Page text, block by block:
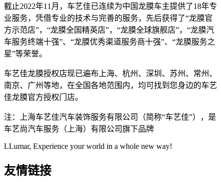
截止2022年11月，车艺佳已连续为中国龙膜车主提供了18年专
业服务，凭借专业的技术与完善的服务，先后获得了“龙膜官
方示范店”，“龙膜全国精英店”，“龙膜全球旗舰店”，“龙膜汽
车服务终端十强”、“龙膜优秀渠道服务商十强”、“龙膜服务之
星”等荣誉。
车艺佳龙膜授权店现已遍布上海、杭州、深圳、苏州、常州、
南京、广州等地，在全国各地范围内，均可找到您身边的车艺
佳龙膜官方授权门店。
注：上海车艺佳汽车装饰服务有限公司（简称“车艺佳”），是
车艺尚汽车服务（上海）有限公司旗下品牌
LLumar, Experience your world in a whole new way!
友情链接